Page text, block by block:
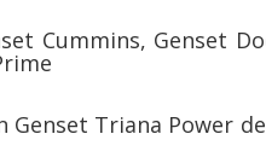
Cummins, Genset
Triana Power